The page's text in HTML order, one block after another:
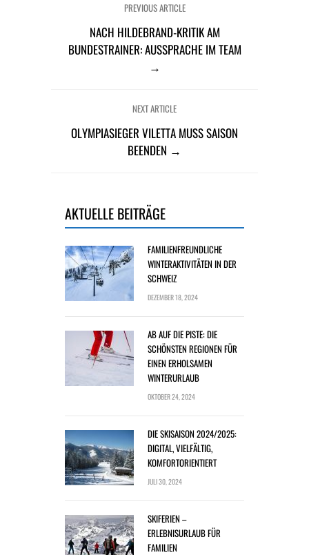
PREVIOUS ARTICLE
NACH HILDEBRAND-KRITIK AM
BUNDESTRAINER: AUSSPRACHE IM TEAM
→
NEXT ARTICLE
OLYMPIASIEGER VILETTA MUSS SAISON
BEENDEN →
AKTUELLE BEITRÄGE
FAMILIENFREUNDLICHE
WINTERAKTIVITÄTEN IN DER
SCHWEIZ
DEZEMBER 18, 2024
AB AUF DIE PISTE: DIE
SCHÖNSTEN REGIONEN FÜR
EINEN ERHOLSAMEN
WINTERURLAUB
OKTOBER 24, 2024
DIE SKISAISON 2024/2025:
DIGITAL, VIELFÄLTIG,
KOMFORTORIENTIERT
JULI 30, 2024
SKIFERIEN –
ERLEBNISURLAUB FÜR
FAMILIEN